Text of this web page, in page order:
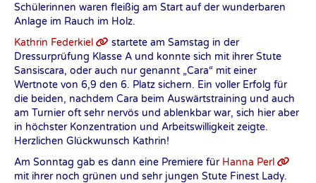
Schülerinnen waren fleißig am Start auf der wunderbaren
Anlage im Rauch im Holz.
Kathrin Federkiel
startete am Samstag in der
Dressurprüfung Klasse A und konnte sich mit ihrer Stute
Sansiscara, oder auch nur genannt „Cara“ mit einer
Wertnote von 6,9 den 6. Platz sichern. Ein voller Erfolg für
die beiden, nachdem Cara beim Auswärtstraining und auch
am Turnier oft sehr nervös und ablenkbar war, sich hier aber
in höchster Konzentration und Arbeitswilligkeit zeigte.
Herzlichen Glückwunsch Kathrin!
Am Sonntag gab es dann eine Premiere für Hanna Perl
mit ihrer noch grünen und sehr jungen Stute Finest Lady.